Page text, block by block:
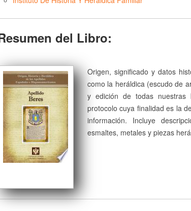
del Libro:
Origen, significado y datos
como la heráldica (escudo de
y edición de todas nuestras
protocolo cuya finalidad es la
información. Incluye
esmaltes, metales y piezas